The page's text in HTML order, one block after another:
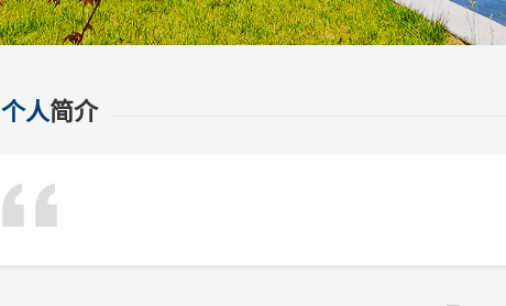
个人简介